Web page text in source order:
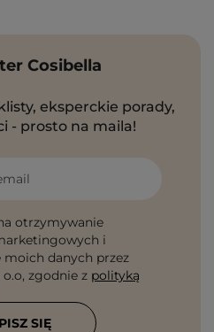
Cosibella
eksperckie porady,
- prosto na maila!
otrzymywanie
i
moich danych przez
o.o, zgodnie z polityką
SIĘ